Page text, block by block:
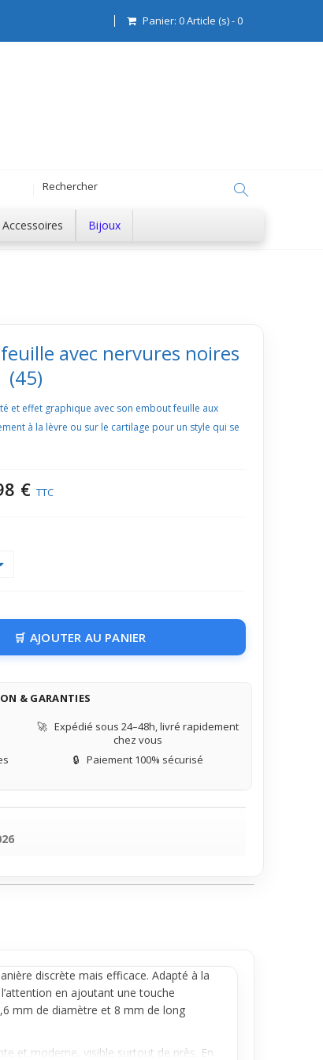
Panier: 0Article (s)-0
Accessoires Bijoux
avec nervures noires
(45)
et effet graphique avec son embout feuille aux
à la lèvre ou sur le cartilage pour un style qui se
€ TTC
AJOUTER AU PANIER
& GARANTIES
🚀 Expédié sous 24–48h, livré rapidement
chez vous
🔒 Paiement 100% sécurisé
discrète mais efficace. Adapté à la
en ajoutant une touche
mm de diamètre et 8 mm de long
et moderne, visible surtout de près. En